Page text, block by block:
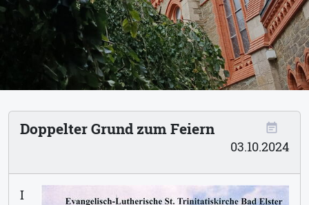
Doppelter Grund zum Feiern event_note
03.10.2024
I